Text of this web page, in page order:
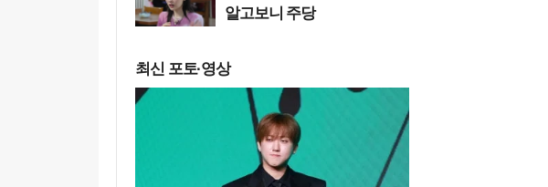
알고보니 주당
최신 포토·영상